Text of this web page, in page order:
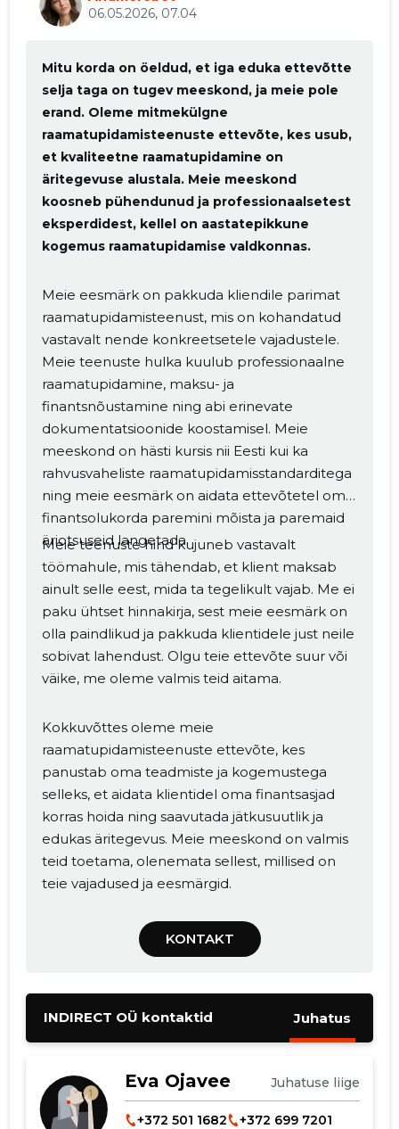
06.05.2026, 07.04
Mitu korda on öeldud, et iga eduka ettevõtte
selja taga on tugev meeskond, ja meie pole
erand. Oleme mitmekülgne
raamatupidamisteenuste ettevõte, kes usub,
et kvaliteetne raamatupidamine on
äritegevuse alustala. Meie meeskond
koosneb pühendunud ja professionaalsetest
eksperdidest, kellel on aastatepikkune
kogemus raamatupidamise valdkonnas.
Meie eesmärk on pakkuda kliendile parimat
raamatupidamisteenust, mis on kohandatud
vastavalt nende konkreetsetele vajadustele.
Meie teenuste hulka kuulub professionaalne
raamatupidamine, maksu- ja
finantsnõustamine ning abi erinevate
dokumentatsioonide koostamisel. Meie
meeskond on hästi kursis nii Eesti kui ka
rahvusvaheliste raamatupidamisstandarditega
ning meie eesmärk on aidata ettevõtetel oma
finantsolukorda paremini mõista ja paremaid
äriotsuseid langetada.
Meie teenuste hind kujuneb vastavalt
töömahule, mis tähendab, et klient maksab
ainult selle eest, mida ta tegelikult vajab. Me ei
paku ühtset hinnakirja, sest meie eesmärk on
olla paindlikud ja pakkuda klientidele just neile
sobivat lahendust. Olgu teie ettevõte suur või
väike, me oleme valmis teid aitama.
Kokkuvõttes oleme meie
raamatupidamisteenuste ettevõte, kes
panustab oma teadmiste ja kogemustega
selleks, et aidata klientidel oma finantsasjad
korras hoida ning saavutada jätkusuutlik ja
edukas äritegevus. Meie meeskond on valmis
teid toetama, olenemata sellest, millised on
teie vajadused ja eesmärgid.
KONTAKT
INDIRECT OÜ kontaktid Juhatus
Eva Ojavee Juhatuse liige
+372 501 1682
+372 699 7201
Muuda pildi
kirjeldust